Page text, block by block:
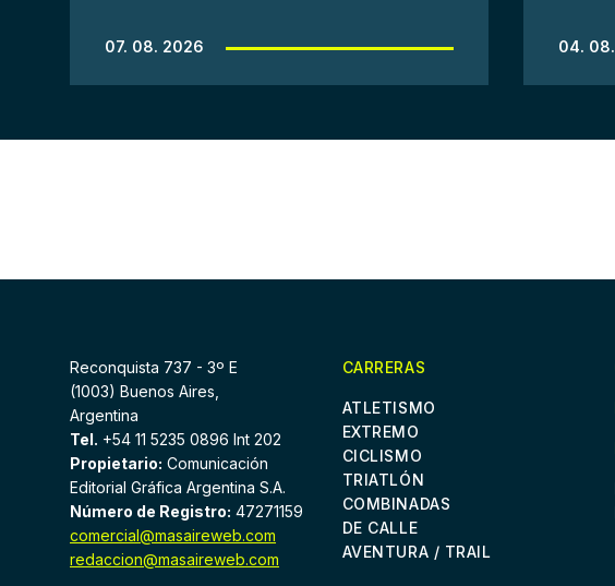
07. 08. 2026 04.
Reconquista 737 - 3º E
(1003) Buenos Aires,
Argentina
Tel. +54 11 5235 0896 Int 202
Propietario: Comunicación
Editorial Gráfica Argentina S.A.
Número de Registro: 47271159
comercial@masaireweb.com
redaccion@masaireweb.com
CARRERAS
ATLETISMO
EXTREMO
CICLISMO
TRIATLÓN
COMBINADAS
DE CALLE
AVENTURA / TRAIL